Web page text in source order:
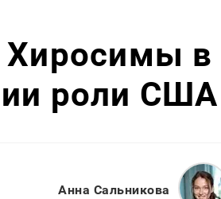
Хиросимы в
роли США
Анна Сальникова